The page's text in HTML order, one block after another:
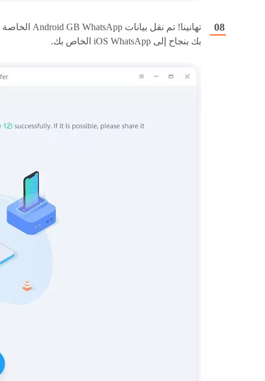
تهانينا! تم نقل بيانات Android GB WhatsApp الخاصة
بك بنجاح إلى iOS WhatsApp الخاص بك.